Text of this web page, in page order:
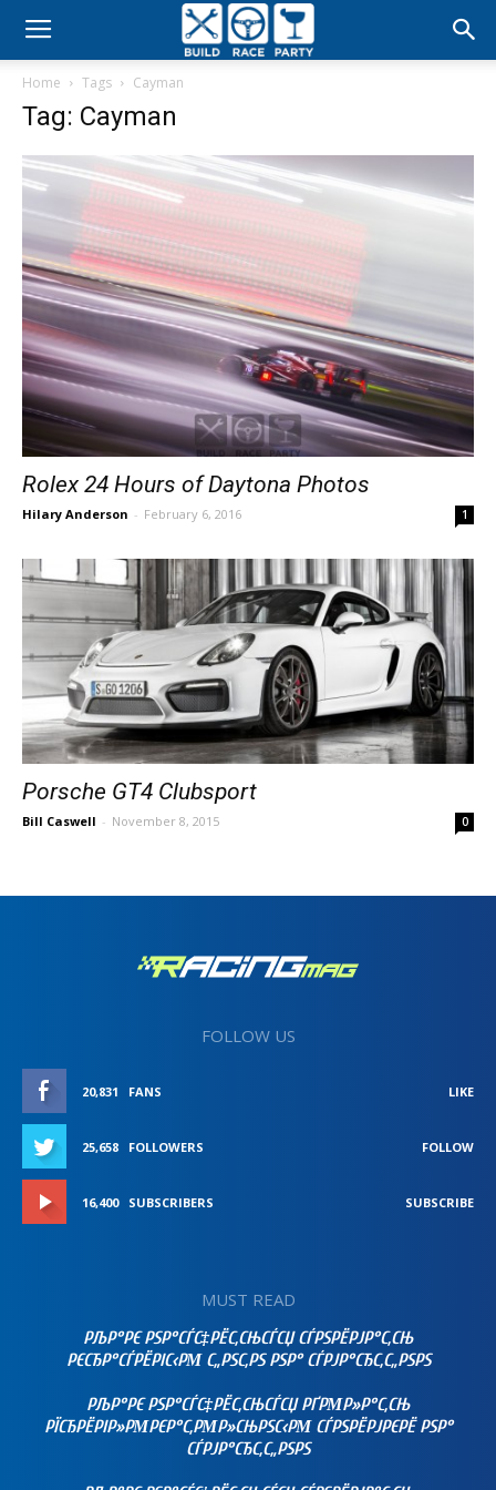
Build
Party
Home Tags Cayman
Tag: Cayman
Rolex 24 Hours of Daytona Photos
Hilary Anderson - February 6, 2016 1
Porsche GT4 Clubsport
Bill Caswell - November 8, 2015 0
FOLLOW US
20,831 FANS LIKE
25,658 FOLLOWERS FOLLOW
16,400 SUBSCRIBERS SUBSCRIBE
MUST READ
РЉР°РЄ РЅР°СЃС‡РЁС‚СЊСЃСЏ СЃРЅРЁРЈР°С‚СЊ
РЄСЂР°СЃРЁРІС‹РΜ С„РЅС‚РЅ РЅР° СЃРЈР°СЂС‚С„РЅРЅ
РЉР°РЄ РЅР°СЃС‡РЁС‚СЊСЃСЏ РҐРΜР»Р°С‚СЊ
РЇСЂРЁРІР»РΜРЄР°С‚РΜР»СЊРЅС‹РΜ СЃРЅРЁРЈРЄРЁ РЅР°
СЃРЈР°СЂС‚С„РЅРЅ